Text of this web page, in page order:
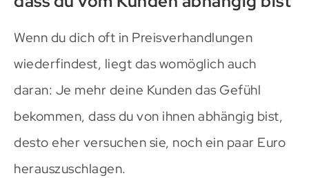
Wenn du dich oft in Preisverhandlungen
wiederfindest, liegt das womöglich auch
daran: Je mehr deine Kunden das Gefühl
bekommen, dass du von ihnen abhängig bist,
desto eher versuchen sie, noch ein paar Euro
herauszuschlagen.